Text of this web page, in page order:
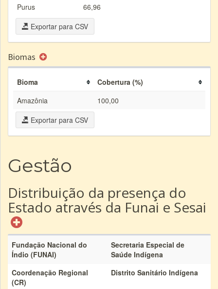
Purus
66,96
Exportar para CSV
Biomas
Bioma
Cobertura (%)
Amazônia
100,00
Exportar para CSV
Gestão
Distribuição da presença do
Estado através da Funai e Sesai
Fundação Nacional do
Índio (FUNAI)
Secretaria Especial de
Saúde Indígena
Coordenação Regional
(CR)
Distrito Sanitário Indígena